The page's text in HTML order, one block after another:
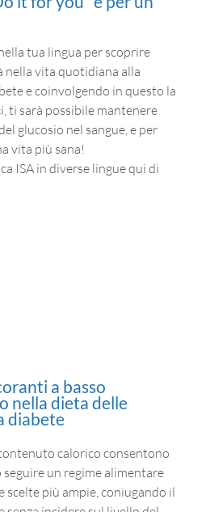
tua lingua per scoprire
nella vita quotidiana alla
e coinvolgendo in questo la
ti sarà possibile mantenere
glucosio nel sangue, e per
vita più sana!
ISA in diverse lingue qui di
a basso
nella dieta delle
diabete
calorico consentono
un regime alimentare
più ampie, coniugando il